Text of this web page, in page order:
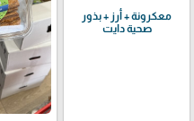
معكرونة + أرز + بذور
صحية دايت